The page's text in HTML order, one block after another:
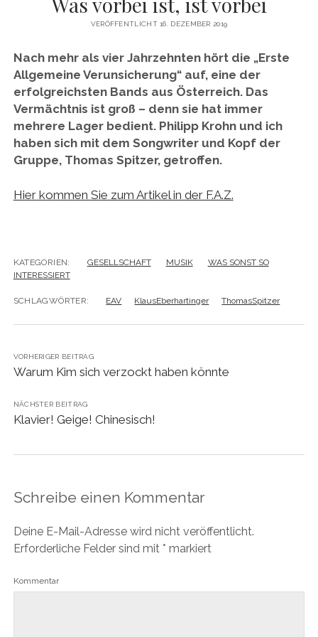
VERÖFFENTLICHT 16. DEZEMBER 2019
Nach mehr als vier Jahrzehnten hört die „Erste
Allgemeine Verunsicherung“ auf, eine der
erfolgreichsten Bands aus Österreich. Das
Vermächtnis ist groß – denn sie hat immer
mehrere Lager bedient. Philipp Krohn und ich
haben sich mit dem Songwriter und Kopf der
Gruppe, Thomas Spitzer, getroffen.
Hier kommen Sie zum Artikel in der F.A.Z.
KATEGORIEN: GESELLSCHAFT MUSIK
WAS SONST SO
INTERESSIERT
SCHLAGWÖRTER: EAV KlausEberhartinger ThomasSpitzer
VORHERIGER BEITRAG
Warum Kim sich verzockt haben könnte
NÄCHSTER BEITRAG
Klavier! Geige! Chinesisch!
Schreibe einen Kommentar
Deine E-Mail-Adresse wird nicht veröffentlicht.
Erforderliche Felder sind mit * markiert
Kommentar